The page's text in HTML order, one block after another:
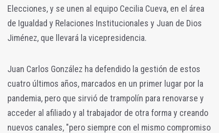
Elecciones, y se unen al equipo Cecilia Cueva, en el área
de Igualdad y Relaciones Institucionales y Juan de Dios
Jiménez, que llevará la vicepresidencia.
Juan Carlos González ha defendido la gestión de estos
cuatro últimos años, marcados en un primer lugar por la
pandemia, pero que sirvió de trampolín para renovarse y
acceder al afiliado y al trabajador de otra forma y creando
nuevos canales, "pero siempre con el mismo compromiso